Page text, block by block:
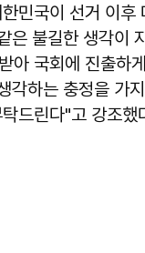
민국이 선거 이후
은 불길한 생각이
아 국회에 진출하
각하는 충정을 가
드린다"고 강조했